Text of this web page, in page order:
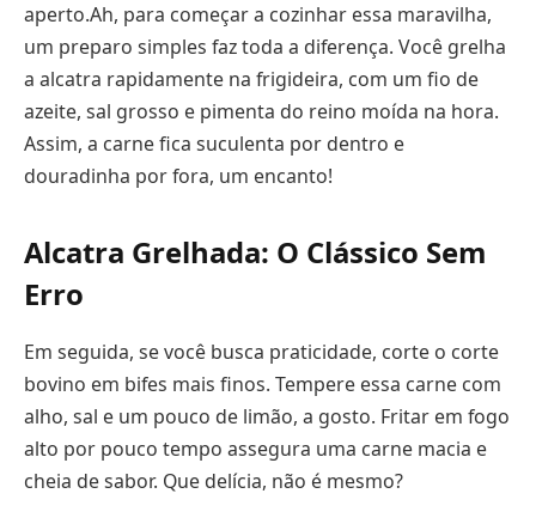
aperto.Ah, para começar a cozinhar essa maravilha,
um preparo simples faz toda a diferença. Você grelha
a alcatra rapidamente na frigideira, com um fio de
azeite, sal grosso e pimenta do reino moída na hora.
Assim, a carne fica suculenta por dentro e
douradinha por fora, um encanto!
Alcatra Grelhada: O Clássico Sem
Erro
Em seguida, se você busca praticidade, corte o corte
bovino em bifes mais finos. Tempere essa carne com
alho, sal e um pouco de limão, a gosto. Fritar em fogo
alto por pouco tempo assegura uma carne macia e
cheia de sabor. Que delícia, não é mesmo?